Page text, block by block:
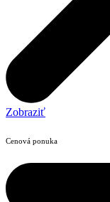
Zobraziť
Cenová ponuka